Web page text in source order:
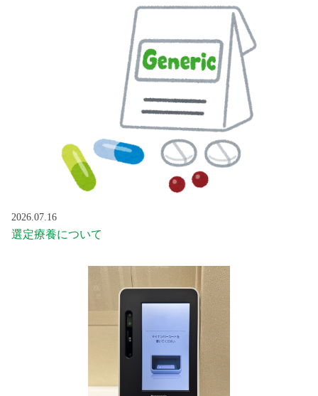
2026.07.16
選定療養について